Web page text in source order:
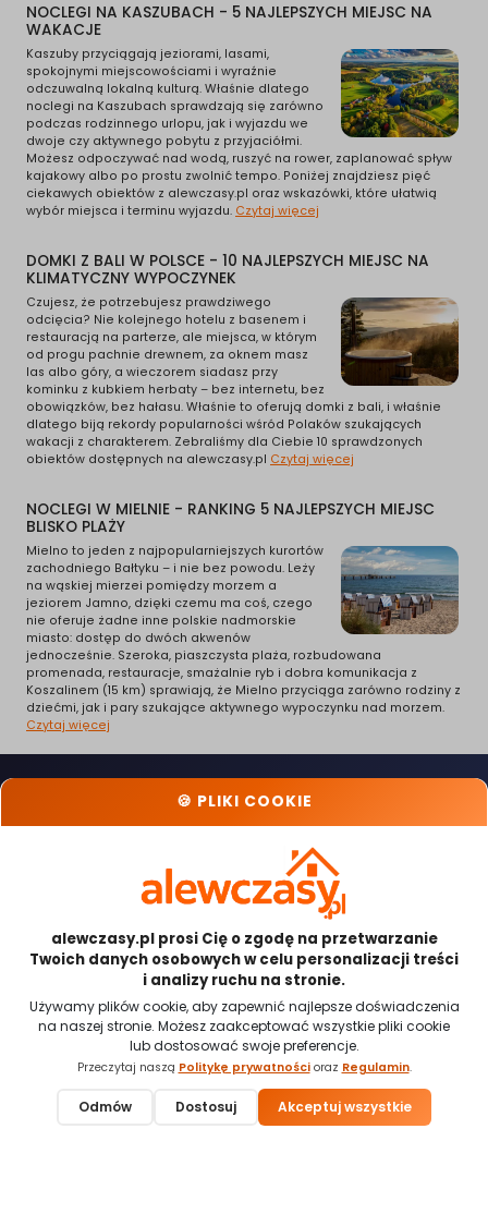
NOCLEGI NA KASZUBACH - 5 NAJLEPSZYCH MIEJSC NA
WAKACJE
Kaszuby przyciągają jeziorami, lasami,
spokojnymi miejscowościami i wyraźnie
odczuwalną lokalną kulturą. Właśnie dlatego
noclegi na Kaszubach sprawdzają się zarówno
podczas rodzinnego urlopu, jak i wyjazdu we
dwoje czy aktywnego pobytu z przyjaciółmi.
Możesz odpoczywać nad wodą, ruszyć na rower, zaplanować spływ
kajakowy albo po prostu zwolnić tempo. Poniżej znajdziesz pięć
ciekawych obiektów z alewczasy.pl oraz wskazówki, które ułatwią
wybór miejsca i terminu wyjazdu. Czytaj więcej
DOMKI Z BALI W POLSCE - 10 NAJLEPSZYCH MIEJSC NA
KLIMATYCZNY WYPOCZYNEK
Czujesz, że potrzebujesz prawdziwego
odcięcia? Nie kolejnego hotelu z basenem i
restauracją na parterze, ale miejsca, w którym
od progu pachnie drewnem, za oknem masz
las albo góry, a wieczorem siadasz przy
kominku z kubkiem herbaty – bez internetu, bez
obowiązków, bez hałasu. Właśnie to oferują domki z bali, i właśnie
dlatego biją rekordy popularności wśród Polaków szukających
wakacji z charakterem. Zebraliśmy dla Ciebie 10 sprawdzonych
obiektów dostępnych na alewczasy.pl Czytaj więcej
NOCLEGI W MIELNIE - RANKING 5 NAJLEPSZYCH MIEJSC
BLISKO PLAŻY
Mielno to jeden z najpopularniejszych kurortów
zachodniego Bałtyku – i nie bez powodu. Leży
na wąskiej mierzei pomiędzy morzem a
jeziorem Jamno, dzięki czemu ma coś, czego
nie oferuje żadne inne polskie nadmorskie
miasto: dostęp do dwóch akwenów
jednocześnie. Szeroka, piaszczysta plaża, rozbudowana
promenada, restauracje, smażalnie ryb i dobra komunikacja z
Koszalinem (15 km) sprawiają, że Mielno przyciąga zarówno rodziny z
dziećmi, jak i pary szukające aktywnego wypoczynku nad morzem.
Czytaj więcej
noclegowy
Kontakt
O nas
Prywatności
Regulamin
Popularne miasta
hasła
Mapa noclegów
Płatności obsługiwane przez:
Odwiedź nas:
🍪 PLIKI COOKIE
alewczasy.pl prosi Cię o zgodę na przetwarzanie
Twoich danych osobowych w celu personalizacji treści
i analizy ruchu na stronie.
Używamy plików cookie, aby zapewnić najlepsze doświadczenia
na naszej stronie. Możesz zaakceptować wszystkie pliki cookie
lub dostosować swoje preferencje.
Przeczytaj naszą Politykę prywatnościoraz Regulamin.
Odmów Dostosuj Akceptuj wszystkie